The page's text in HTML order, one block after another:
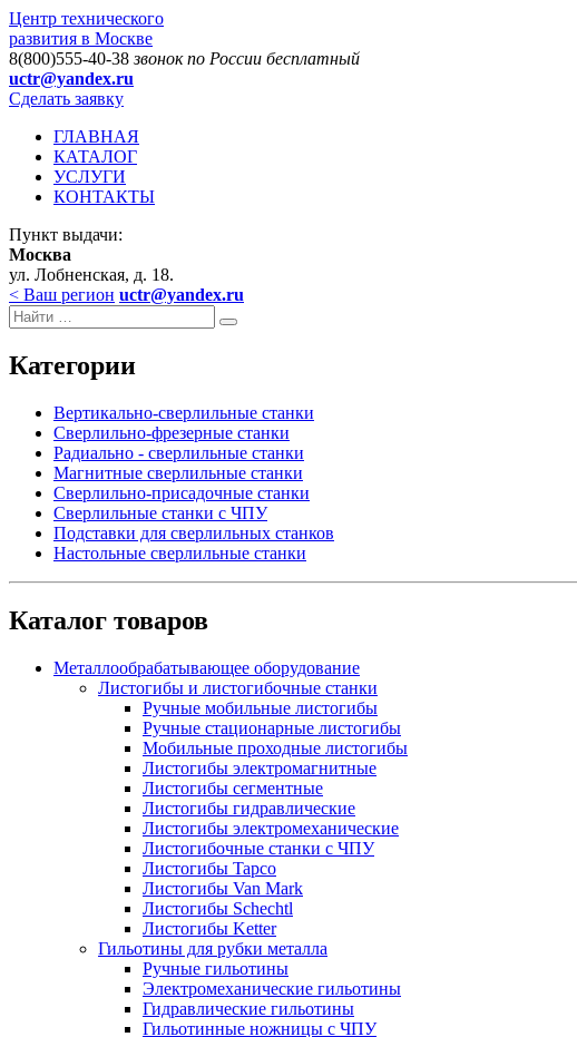
Центр технического
развития в Москве
8(800)555-40-38звонок по России бесплатный
uctr@yandex.ru
Сделать заявку
ГЛАВНАЯ
КАТАЛОГ
УСЛУГИ
КОНТАКТЫ
Пункт выдачи:
Москва
ул. Лобненская, д. 18.
< Ваш регион uctr@yandex.ru
Категории
Вертикально-сверлильные станки
Сверлильно-фрезерные станки
Радиально - сверлильные станки
Магнитные сверлильные станки
Сверлильно-присадочные станки
Сверлильные станки с ЧПУ
Подставки для сверлильных станков
Настольные сверлильные станки
Каталог товаров
Металлообрабатывающее оборудование
Листогибы и листогибочные станки
Ручные мобильные листогибы
Ручные стационарные листогибы
Мобильные проходные листогибы
Листогибы электромагнитные
Листогибы сегментные
Листогибы гидравлические
Листогибы электромеханические
Листогибочные станки с ЧПУ
Листогибы Tapco
Листогибы Van Mark
Листогибы Schechtl
Листогибы Ketter
Гильотины для рубки металла
Ручные гильотины
Электромеханические гильотины
Гидравлические гильотины
Гильотинные ножницы с ЧПУ